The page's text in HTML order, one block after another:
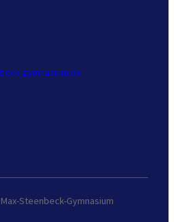
gymnasium.de
Steenbeck-Gymnasium